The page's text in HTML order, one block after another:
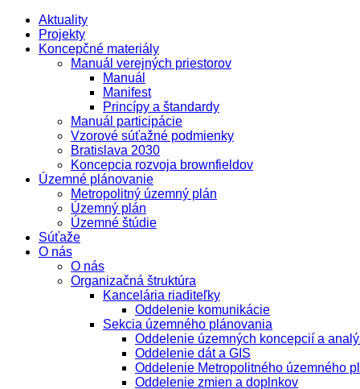
Aktuality
Projekty
Koncepčné materiály
Manuál verejných priestorov
Manuál
Manifest
Princípy a štandardy
Manuál participácie
Vzorové súťažné podmienky
Bratislava 2030
Koncepcia rozvoja brownfieldov
Územné plánovanie
Metropolitný územný plán
Územný plán
Územné štúdie
Súťaže
O nás
O nás
Organizačná štruktúra
Kancelária riaditeľky
Oddelenie komunikácie
Sekcia územného plánovania
Oddelenie územných koncepcií a
Oddelenie dát a GIS
Oddelenie Metropolitného územného
Oddelenie zmien a doplnkov